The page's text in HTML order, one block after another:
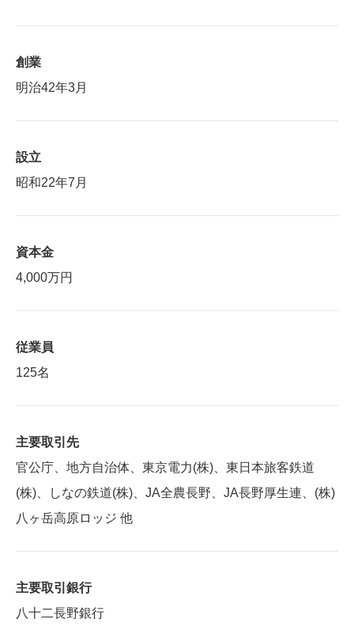
創業
明治42年3月
設立
昭和22年7月
資本金
4,000万円
従業員
125名
主要取引先
官公庁、地方自治体、東京電力(株)、東日本旅客鉄道
(株)、しなの鉄道(株)、JA全農長野、JA長野厚生連、(株)
八ヶ岳高原ロッジ 他
主要取引銀行
八十二長野銀行